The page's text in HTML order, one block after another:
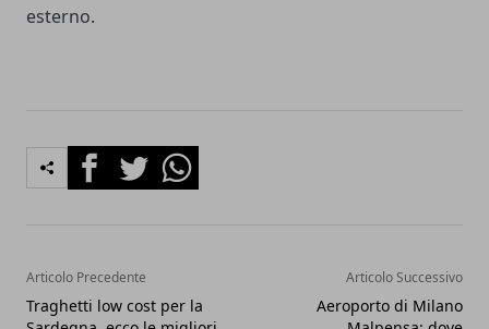
esterno.
FacebookTwitterWhatsapp
Articolo Precedente
Traghetti low cost per la
Articolo Successivo
Aeroporto di Milano